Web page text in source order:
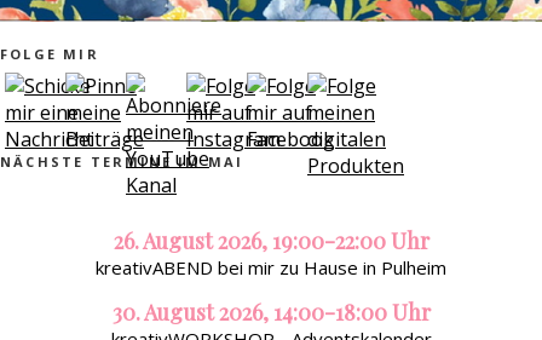
FOLGE MIR
NÄCHSTE TERMINE IM MAI
26. August 2026, 19:00-22:00 Uhr
kreativABEND bei mir zu Hause in Pulheim
30. August 2026, 14:00-18:00 Uhr